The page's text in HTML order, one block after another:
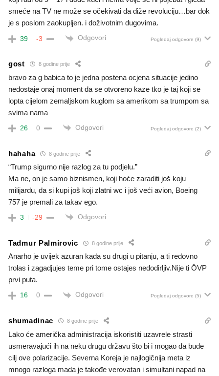
smeće na TV ne može se očekivati da diže revoluciju…bar dok
je s poslom zaokupljen. i doživotnim dugovima.
39 -3 Odgovori Pogledaj odgovore (9)
gost 8 godine prije
bravo za g babica to je jedna postena ocjena situacije jedino
nedostaje onaj moment da se otvoreno kaze tko je taj koji se
lopta cijelom zemaljskom kuglom sa amerikom sa trumpom sa
svima nama
26 0 Odgovori Pogledaj odgovore (2)
hahaha 8 godine prije
“Trump sigurno nije razlog za tu podjelu.”
Ma ne, on je samo biznismen, koji hoće zaraditi još koju
milijardu, da si kupi još koji zlatni wc i još veći avion, Boeing
757 je premali za takav ego.
3 -29 Odgovori
Tadmur Palmirovic 8 godine prije
Anarho je uvijek azuran kada su drugi u pitanju, a ti redovno
trolas i zagadjujes teme pri tome ostajes nedodirljiv.Nije ti ÖVP
prvi puta.
16 0 Odgovori Pogledaj odgovore (5)
shumadinac 8 godine prije
Lako će američka administracija iskoristiti uzavrele strasti
usmeravajući ih na neku drugu državu što bi i mogao da bude
cilj ove polarizacije. Severna Koreja je najlogičnija meta iz
mnogo razloga mada je takođe verovatan i simultani napad na